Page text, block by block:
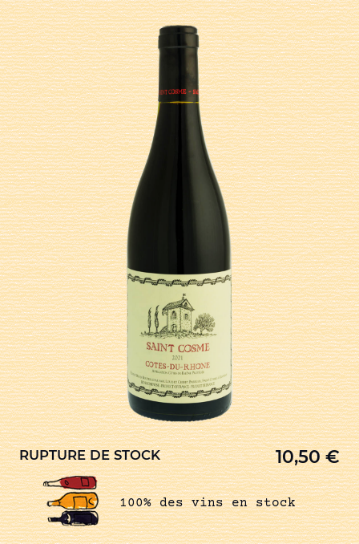
RUPTURE DE STOCK 10,50€
100% des vins en stock